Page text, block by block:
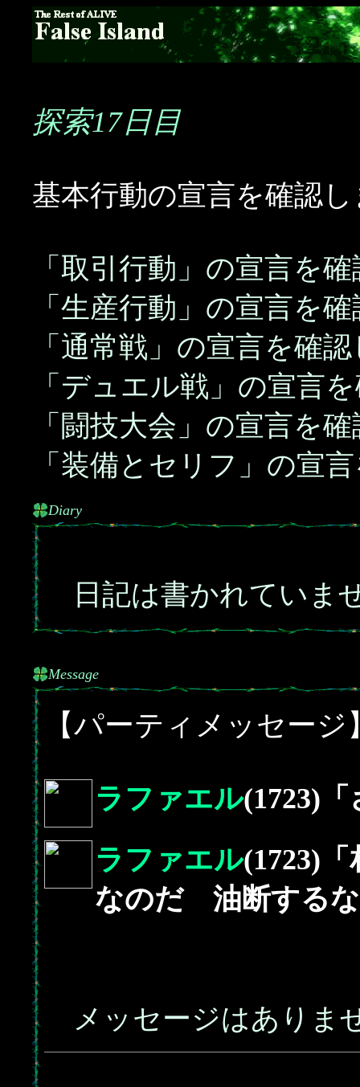
探索17日目
基本行動の宣言を確認
「取引行動」の宣言を
「生産行動」の宣言を
「通常戦」の宣言を確
「デュエル戦」の宣言
「闘技大会」の宣言を
「装備とセリフ」の宣
Diary
日記は書かれていま
Message
【パーティメッセージ
ラファエル(1723)
ラファエル(1723)
なのだ 油断する
メッセージはありま